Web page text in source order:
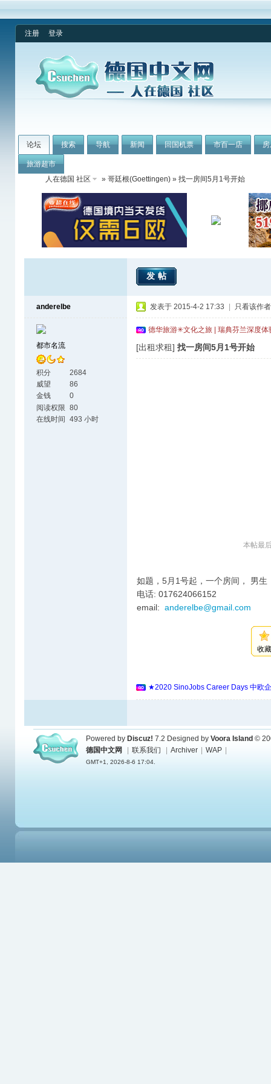
注册 登录
论坛 搜索 导航 新闻 回国机票 市百一店
旅游超市
人在德国 社区
» 哥廷根(Goettingen) » 找一房间5月1号开始
发帖
anderelbe
都市名流
积分
2684
威望
86
金钱
0
阅读权限 80
在线时间 493 小时
发表于 2015-4-2 17:33 只看该作者
德华旅游✳文化之旅 | 瑞典芬兰深度
[出租求租] 找一房间5月1号开始
本帖最
如题，5月1号起，一个房间， 男
电话: 017624066152
email: anderelbe@gmail.com
收
★2020 SinoJobs Career Days 中欧
Powered by Discuz! 7.2 Designed by Voora Island ©
德国中文网
联系我们 Archiver WAP
GMT+1, 2026-8-6 17:04.